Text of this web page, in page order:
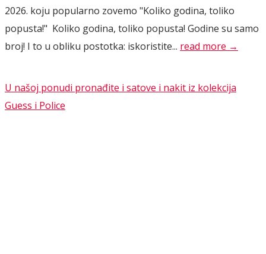
2026. koju popularno zovemo "Koliko godina, toliko
popusta!" Koliko godina, toliko popusta! Godine su samo
broj! I to u obliku postotka: iskoristite... read more →
U našoj ponudi pronađite i satove i nakit iz kolekcija
Guess i Police